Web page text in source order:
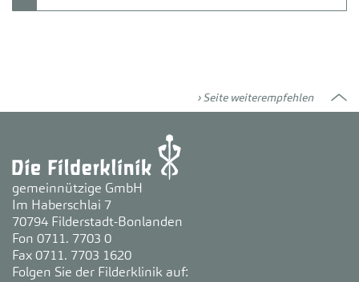
Seite weiterempfehlen
gemeinnützige GmbH
Im Haberschlai 7
70794 Filderstadt-Bonlanden
Fon 0711. 7703 0
Fax 0711. 7703 1620
Folgen Sie der Filderklinik auf: